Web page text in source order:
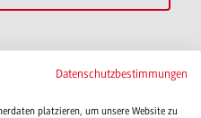
Datenschutzbestimmungen
platzieren, um unsere Website zu